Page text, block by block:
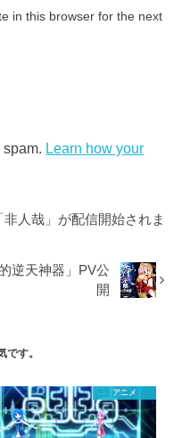
in this browser for the next
Learn how your
人哉」が配信開始されま
逆天神器」PV公
開
です。
アニメ